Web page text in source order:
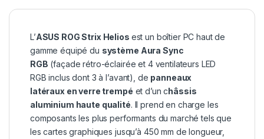
L’ASUS ROG Strix Helios est un boîtier PC haut de
gamme équipé du système Aura Sync
RGB (façade rétro-éclairée et 4 ventilateurs LED
RGB inclus dont 3 à l’avant), de panneaux
latéraux en verre trempé et d’un châssis
aluminium haute qualité. Il prend en charge les
composants les plus performants du marché tels que
les cartes graphiques jusqu’à 450 mm de longueur,